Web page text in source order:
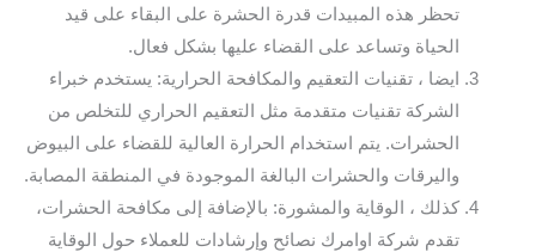
تحظر هذه المبيدات قدرة الحشرة على البقاء على قيد
الحياة وتساعد على القضاء عليها بشكل فعال.
ايضا ، تقنيات التعقيم والمكافحة الحرارية: يستخدم خبراء
الشركة تقنيات متقدمة مثل التعقيم الحراري للتخلص من
الحشرات. يتم استخدام الحرارة العالية للقضاء على البيوض
واليرقات والحشرات البالغة الموجودة في المنطقة المصابة.
كذلك ، الوقاية والمشورة: بالإضافة إلى مكافحة الحشرات،
تقدم شركة اوامرك نصائح وإرشادات للعملاء حول الوقاية